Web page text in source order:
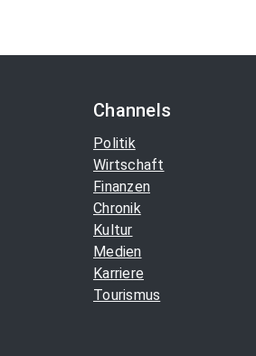
Channels
Politik
Wirtschaft
Finanzen
Chronik
Kultur
Medien
Karriere
Tourismus